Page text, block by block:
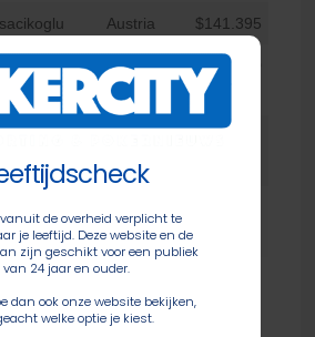
Austria $141.395
China $109.030
de overheid verplicht te
je leeftijd. Deze website en de
zijn geschikt voor een publiek
van 24 jaar en ouder.
dan ook onze website bekijken,
welke optie je kiest.